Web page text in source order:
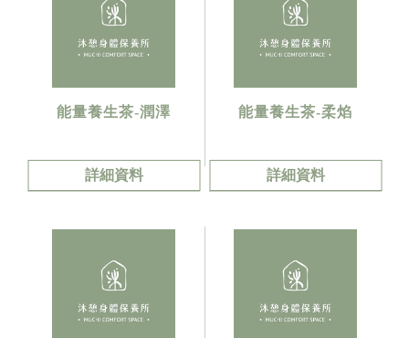
能量養生茶-潤澤
詳細資料
能量養生茶-柔焰
詳細資料